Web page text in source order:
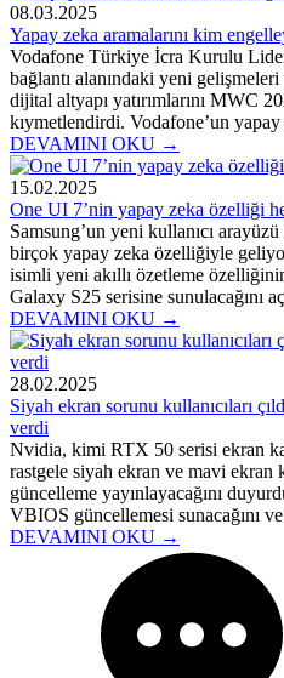
08.03.2025
Yapay zeka aramalarını kim
Vodafone Türkiye İcra Kurulu
bağlantı alanındaki yeni
dijital altyapı yatırımlarını MWC
kıymetlendirdi. Vodafone’un
DEVAMINI OKU →
15.02.2025
One UI 7’nin yapay zeka özelliği
Samsung’un yeni kullanıcı
birçok yapay zeka özelliğiyle
isimli yeni akıllı özetleme
Galaxy S25 serisine sunulacağını
DEVAMINI OKU →
28.02.2025
Siyah ekran sorunu kullanıcıları
verdi
Nvidia, kimi RTX 50 serisi ekran
rastgele siyah ekran ve mavi ekran
güncelleme yayınlayacağını
VBIOS güncellemesi sunacağını
DEVAMINI OKU →